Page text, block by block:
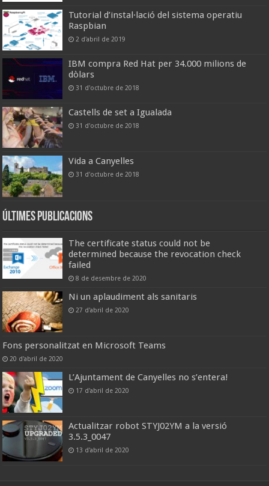
Tutorial d’instal·lació del sistema operatiu
Raspbian
2 d'abril de 2019
IBM compra Red Hat per 34.000 milions de
dòlars
31 d'octubre de 2018
Castells de set a Igualada
31 d'octubre de 2018
Vida a Canyelles
31 d'octubre de 2018
Últimes publicacions
The certificate status could not be
determined because the revocation check
failed
8 de desembre de 2020
Ni un aplaudiment als sanitaris
27 d'abril de 2020
Fons personalitzat en Microsoft Teams
20 d'abril de 2020
L’Ajuntament de Canyelles no s’entera!
17 d'abril de 2020
Actualitzar robot STYJ02YM a la versió
3.5.3_0047
13 d'abril de 2020